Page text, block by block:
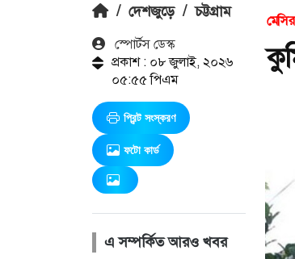
/ দেশজুড়ে / চট্টগ্রাম
স্পোর্টস ডেস্ক
প্রকাশ : ০৮ জুলাই, ২০২৬
০৫:৫৫ পিএম
প্রিন্ট সংস্করণ
ফটো কার্ড
এ সম্পর্কিত আরও খবর